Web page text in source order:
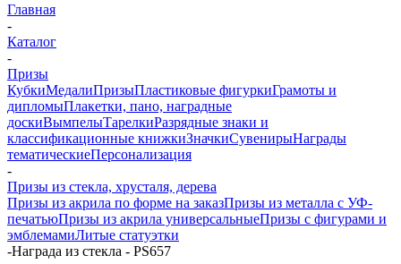
Главная
-
Каталог
-
Призы
КубкиМедалиПризыПластиковые фигуркиГрамоты и
дипломыПлакетки, пано, наградные
доскиВымпелыТарелкиРазрядные знаки и
классификационные книжкиЗначкиСувенирыНаграды
тематическиеПерсонализация
-
Призы из стекла, хрусталя, дерева
Призы из акрила по форме на заказПризы из металла с УФ-
печатьюПризы из акрила универсальныеПризы с фигурами и
эмблемамиЛитые статуэтки
-Награда из стекла - PS657